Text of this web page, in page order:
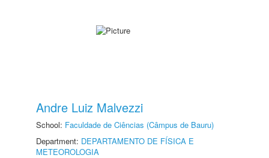
Andre Luiz Malvezzi
School: Faculdade de Ciências (Câmpus de Bauru)
Department: DEPARTAMENTO DE FÍSICA E
METEOROLOGIA